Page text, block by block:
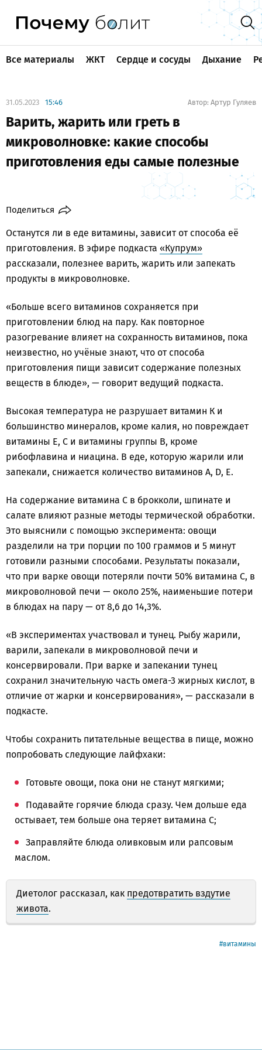
Все материалы ЖКТ Сердце и сосуды Дыхание
31.05.2023 15:46 Автор: Артур Гуляев
Варить, жарить или греть в
микроволновке: какие способы
приготовления еды самые полезные
Поделиться
Останутся ли в еде витамины, зависит от способа её
приготовления. В эфире подкаста «Купрум»
рассказали, полезнее варить, жарить или запекать
продукты в микроволновке.
«Больше всего витаминов сохраняется при
приготовлении блюд на пару. Как повторное
разогревание влияет на сохранность витаминов, пока
неизвестно, но учёные знают, что от способа
приготовления пищи зависит содержание полезных
веществ в блюде», — говорит ведущий подкаста.
Высокая температура не разрушает витамин К и
большинство минералов, кроме калия, но повреждает
витамины Е, С и витамины группы В, кроме
рибофлавина и ниацина. В еде, которую жарили или
запекали, снижается количество витаминов А, D, Е.
На содержание витамина С в брокколи, шпинате и
салате влияют разные методы термической обработки.
Это выяснили с помощью эксперимента: овощи
разделили на три порции по 100 граммов и 5 минут
готовили разными способами. Результаты показали,
что при варке овощи потеряли почти 50% витамина С, в
микроволновой печи — около 25%, наименьшие потери
в блюдах на пару — от 8,6 до 14,3%.
«В экспериментах участвовал и тунец. Рыбу жарили,
варили, запекали в микроволновой печи и
консервировали. При варке и запекании тунец
сохранил значительную часть омега-3 жирных кислот, в
отличие от жарки и консервирования», — рассказали в
подкасте.
Чтобы сохранить питательные вещества в пище, можно
попробовать следующие лайфхаки:
Готовьте овощи, пока они не станут мягкими;
Подавайте горячие блюда сразу. Чем дольше еда
остывает, тем больше она теряет витамина С;
Заправляйте блюда оливковым или рапсовым
маслом.
Диетолог рассказал, как предотвратить вздутие
живота.
витамины